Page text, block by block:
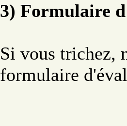
3) Formulaire
Si vous trichez,
formulaire